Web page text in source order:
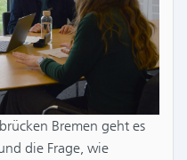
Bremen geht es
die Frage, wie